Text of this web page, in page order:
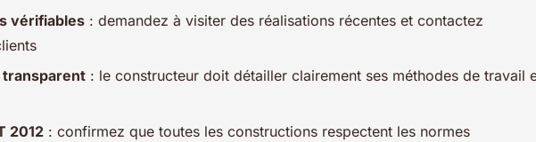
vérifiables : demandez à visiter des réalisations récentes et contactez
transparent : le constructeur doit détailler clairement ses méthodes de travail
2012 : confirmez que toutes les constructions respectent les normes